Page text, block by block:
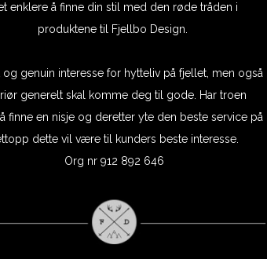
enklere å finne din stil med den røde tråden i
produktene til Fjellbo Design.
og genuin interesse for hytteliv på fjellet, men også
generelt skal komme deg til gode. Har troen
finne en nisje og deretter yte den beste service på
dette vil være til kunders beste interesse.
Org nr 912 892 646